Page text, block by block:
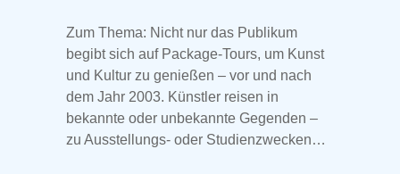
Zum Thema: Nicht nur das Publikum
begibt sich auf Package-Tours, um Kunst
und Kultur zu genießen – vor und nach
dem Jahr 2003. Künstler reisen in
bekannte oder unbekannte Gegenden –
zu Ausstellungs- oder Studienzwecken…